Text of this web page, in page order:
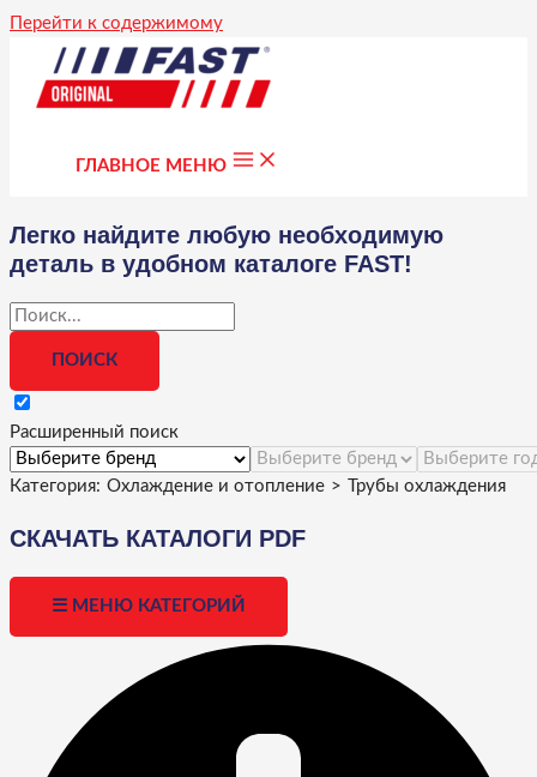
Перейти к содержимому
ГЛАВНОЕ МЕНЮ
Легко найдите любую необходимую
деталь в удобном каталоге FAST!
Расширенный поиск
Категория: Охлаждение и отопление > Трубы охлаждения
СКАЧАТЬ КАТАЛОГИ PDF
☰ МЕНЮ КАТЕГОРИЙ